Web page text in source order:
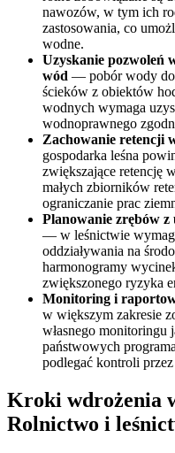
nawozów, w tym ich
zastosowania, co
wodne.
Uzyskanie pozwoleń
wód — pobór wody do
ścieków z obiektów
wodnych wymaga
wodnoprawnego
Zachowanie retencji
gospodarka leśna
zwiększające retencję
małych zbiorników
ograniczanie prac
Planowanie zrębów
— w leśnictwie
oddziaływania na
harmonogramy
zwiększonego ryzyka
Monitoring i
w większym zakresie
własnego
państwowych
podlegać kontroli
Kroki wdrożenia
Rolnictwo i